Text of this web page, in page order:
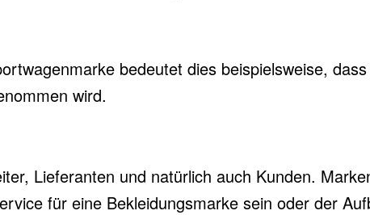
bedeutet dies beispielsweise,
wird.
Lieferanten und natürlich auch Kunden.
für eine Bekleidungsmarke sein oder der